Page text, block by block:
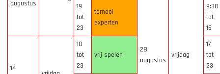
augustus
19
tot
23
tornooi
experten
28
augustus
vrijdag
9:30
tot
16
14
10
tot
23
vrij spelen
17
tot
23